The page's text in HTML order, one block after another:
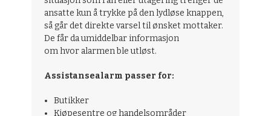
ansatte kun å trykke på den lydløse knappen,
så går det direkte varsel til ønsket mottaker.
De får da umiddelbar informasjon
om hvor alarmen ble utløst.
Assistansealarm passer for:
Butikker
Kjøpesentre og handelsområder